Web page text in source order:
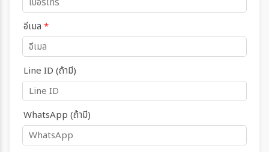
อีเมล *
Line ID (ถ้ามี)
WhatsApp (ถ้ามี)